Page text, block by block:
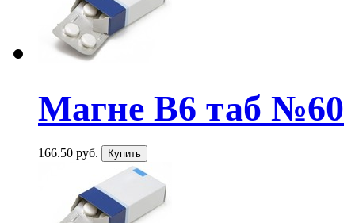
Магне В6 таб №60
166.50 руб.